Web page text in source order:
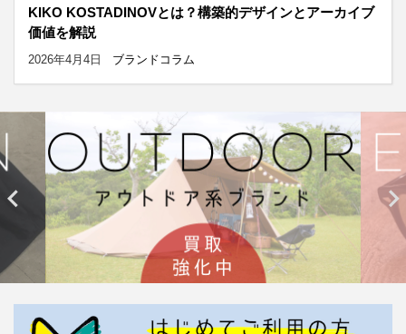
KIKO KOSTADINOVとは？構築的デザインとアーカイブ
価値を解説
2026年4月4日 ブランドコラム
 